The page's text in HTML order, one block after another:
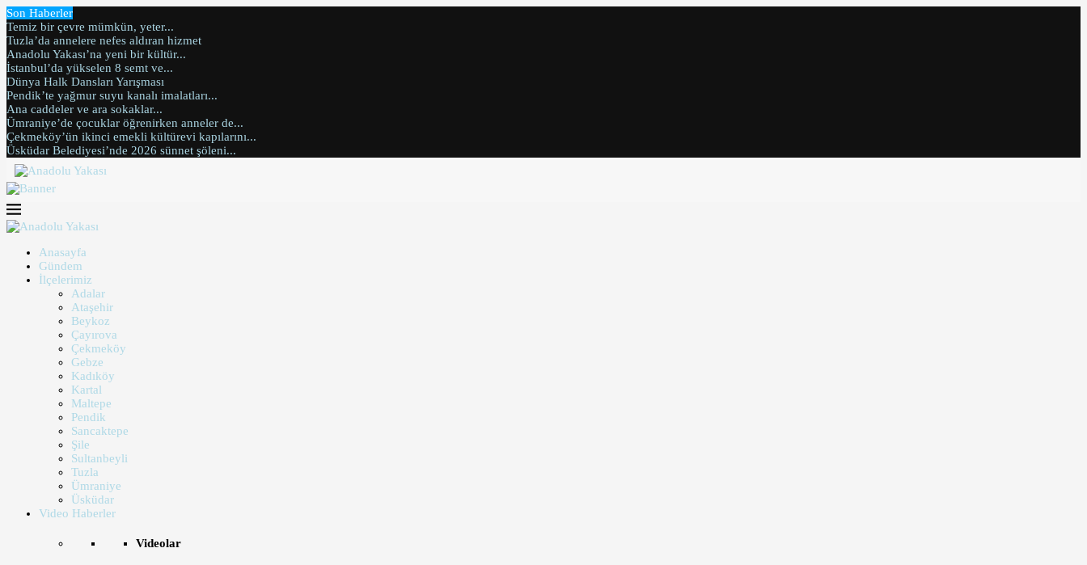
Son Haberler
Temiz bir çevre mümkün, yeter...
Tuzla’da annelere nefes aldıran hizmet
Anadolu Yakası’na yeni bir kültür...
İstanbul’da yükselen 8 semt ve...
Dünya Halk Dansları Yarışması
Pendik’te yağmur suyu kanalı imalatları...
Ana caddeler ve ara sokaklar...
Ümraniye’de çocuklar öğrenirken anneler de...
Çekmeköy’ün ikinci emekli kültürevi kapılarını...
Üsküdar Belediyesi’nde 2026 sünnet şöleni...
Anasayfa
Gündem
İlçelerimiz
Adalar
Ataşehir
Beykoz
Çayırova
Çekmeköy
Gebze
Kadıköy
Kartal
Maltepe
Pendik
Sancaktepe
Şile
Sultanbeyli
Tuzla
Ümraniye
Üsküdar
Video Haberler
Videolar